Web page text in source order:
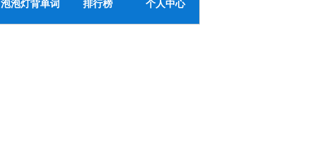
泡泡灯背单词 排行榜 个人中心